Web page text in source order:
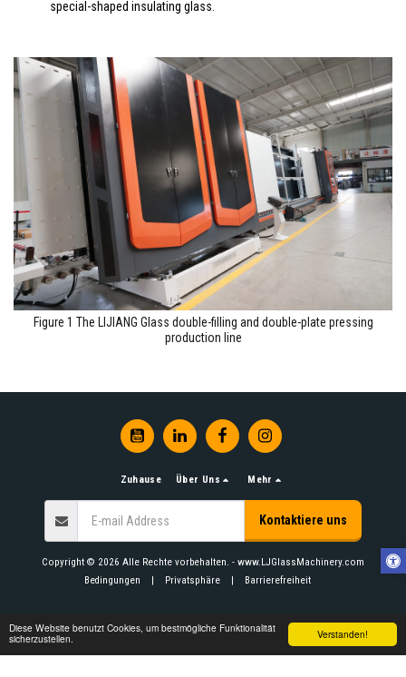
Verstanden!
Diese Website benutzt Cookies, um bestmögliche Funktionalität
sicherzustellen.
special-shaped insulating glass.
Figure 1 The LIJIANG Glass double-filling and double-plate pressing
production line
Zuhause Über Uns Mehr
Kontaktiere uns
Copyright © 2026 Alle Rechte vorbehalten. - www.LJGlassMachinery.com
Bedingungen
Privatsphäre Barrierefreiheit